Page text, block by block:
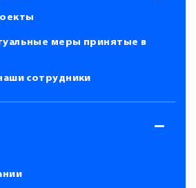
меры принятые в
сотрудники